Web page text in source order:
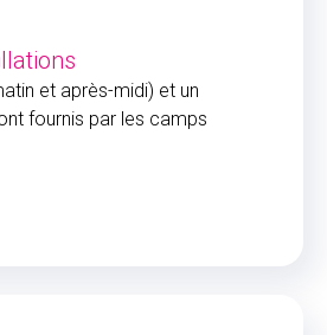
et après-midi) et un
fournis par les camps